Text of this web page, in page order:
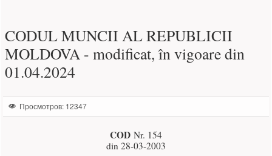
CODUL MUNCII AL REPUBLICII
MOLDOVA - modificat, în vigoare din
01.04.2024
Просмотров: 12347
COD Nr. 154
din 28-03-2003